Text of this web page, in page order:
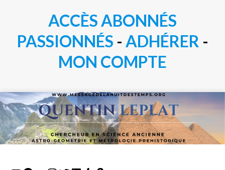
ACCÈS ABONNÉS
PASSIONNÉS - ADHÉRER -
MON COMPTE